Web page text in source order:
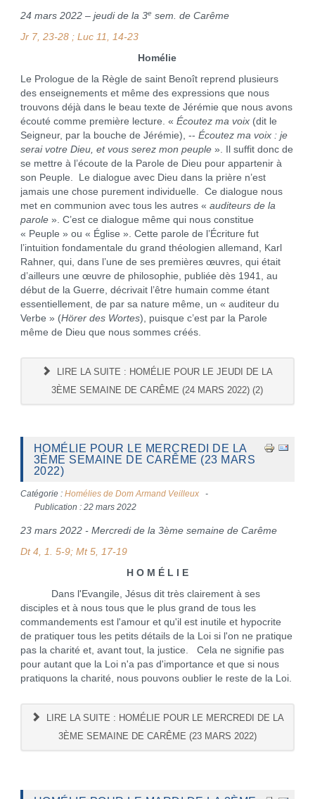
24 mars 2022 – jeudi de la 3e sem. de Carême
Jr 7, 23-28 ; Luc 11, 14-23
Homélie
Le Prologue de la Règle de saint Benoît reprend plusieurs
des enseignements et même des expressions que nous
trouvons déjà dans le beau texte de Jérémie que nous avons
écouté comme première lecture. « Écoutez ma voix(dit le
Seigneur, par la bouche de Jérémie), -- Écoutez ma voix : je
serai votre Dieu, et vous serez mon peuple ». Il suffit donc de
se mettre à l’écoute de la Parole de Dieu pour appartenir à
son Peuple. Le dialogue avec Dieu dans la prière n’est
jamais une chose purement individuelle. Ce dialogue nous
met en communion avec tous les autres « auditeurs de la
parole». C’est ce dialogue même qui nous constitue
« Peuple » ou « Église ». Cette parole de l’Écriture fut
l’intuition fondamentale du grand théologien allemand, Karl
Rahner, qui, dans l’une de ses premières œuvres, qui était
d’ailleurs une œuvre de philosophie, publiée dès 1941, au
début de la Guerre, décrivait l’être humain comme étant
essentiellement, de par sa nature même, un « auditeur du
Verbe » (Hörer des Wortes), puisque c’est par la Parole
même de Dieu que nous sommes créés.
LIRE LA SUITE : HOMÉLIE POUR LE JEUDI DE LA
3ÈME SEMAINE DE CARÊME (24 MARS 2022) (2)
HOMÉLIE POUR LE MERCREDI DE LA
3ÈME SEMAINE DE CARÊME (23 MARS
2022)
Catégorie : Homélies de Dom Armand Veilleux
Publication : 22 mars 2022
23 mars 2022 - Mercredi de la 3ème semaine de Carême
Dt 4, 1. 5-9; Mt 5, 17-19
H O M É L I E
Dans l'Evangile, Jésus dit très clairement à ses
disciples et à nous tous que le plus grand de tous les
commandements est l'amour et qu'il est inutile et hypocrite
de pratiquer tous les petits détails de la Loi si l'on ne pratique
pas la charité et, avant tout, la justice. Cela ne signifie pas
pour autant que la Loi n'a pas d'importance et que si nous
pratiquons la charité, nous pouvons oublier le reste de la Loi.
LIRE LA SUITE : HOMÉLIE POUR LE MERCREDI DE LA
3ÈME SEMAINE DE CARÊME (23 MARS 2022)